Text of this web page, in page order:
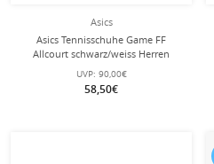
Asics
Asics Tennisschuhe Game FF
Allcourt schwarz/weiss Herren
UVP: 90,00€
58,50€